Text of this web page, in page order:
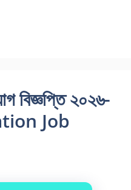
বিজ্ঞপ্তি ২০২৬-
Job